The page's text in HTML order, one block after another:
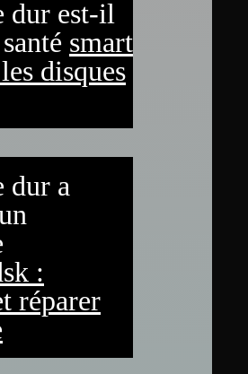
dur est-il
smart
disques
dur a
:
réparer